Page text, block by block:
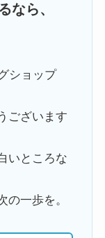
なら、
ショップ
ございます
いところな
の一歩を。